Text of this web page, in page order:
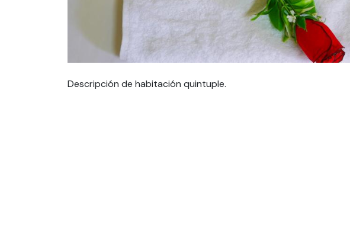
Descripción de habitación quintuple.